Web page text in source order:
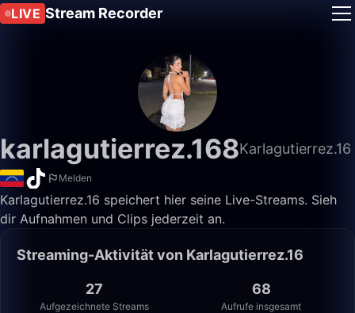
LIVE Stream Recorder
karlagutierrez.168Karlagutierrez.16
Melden
Karlagutierrez.16 speichert hier seine Live-Streams. Sieh
dir Aufnahmen und Clips jederzeit an.
Streaming-Aktivität von Karlagutierrez.16
27
Aufgezeichnete Streams
68
Aufrufe insgesamt